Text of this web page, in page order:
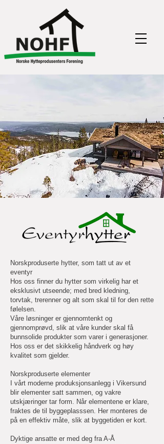
Norskproduserte hytter, som tatt ut av et
eventyr
Hos oss finner du hytter som virkelig har et
eksklusivt utseende; med bred kledning,
torvtak, trerenner og alt som skal til for den rette
følelsen.
Våre løsninger er gjennomtenkt og
gjennomprøvd, slik at våre kunder skal få
bunnsolide produkter som varer i generasjoner.
Hos oss er det skikkelig håndverk og høy
kvalitet som gjelder.
Norskproduserte elementer
I vårt moderne produksjonsanlegg i Vikersund
blir elementer satt sammen, og vakre
utskjæringer tar form. Når elementene er klare,
fraktes de til byggeplasssen. Her monteres de
på en effektiv måte, slik at byggetiden er kort.
Dyktige ansatte er med deg fra A-Å